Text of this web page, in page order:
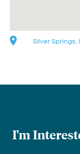
Silver Springs,
I'm